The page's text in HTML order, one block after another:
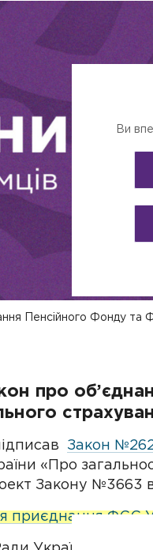
Пенсійного Фонду та
про
Закон
«Про
Закону №3663
приєднання ФСС
Ви